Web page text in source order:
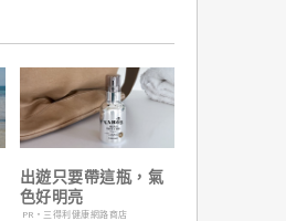
出遊只要帶這瓶，氣
色好明亮
PR・三得利健康網路商店